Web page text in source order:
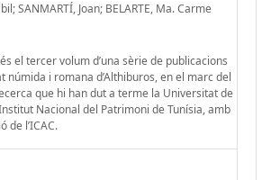
SANMARTÍ, Joan; BELARTE, Ma. Carme
el tercer volum d’una sèrie de publicacions
númida i romana d’Althiburos, en el marc del
que hi han dut a terme la Universitat de
Nacional del Patrimoni de Tunísia, amb
de l’ICAC.